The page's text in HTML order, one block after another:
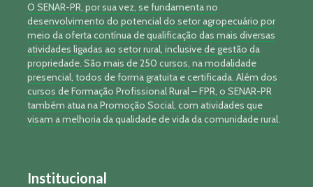
O SENAR-PR, por sua vez, se fundamenta no
desenvolvimento do potencial do setor agropecuário por
meio da oferta contínua de qualificação das mais diversas
atividades ligadas ao setor rural, inclusive de gestão da
propriedade. São mais de 250 cursos, na modalidade
presencial, todos de forma gratuita e certificada. Além dos
cursos de Formação Profissional Rural – FPR, o SENAR-PR
também atua na Promoção Social, com atividades que
visam a melhoria da qualidade de vida da comunidade rural.
Institucional